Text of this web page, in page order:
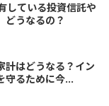
している投資信託や
どうなるの？
計はどうなる？イン
守るために今...